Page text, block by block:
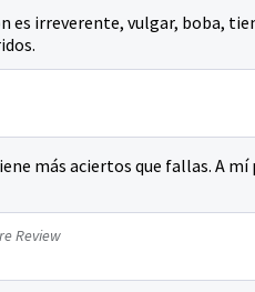
es irreverente, vulgar, boba,
más aciertos que fallas. A
Review